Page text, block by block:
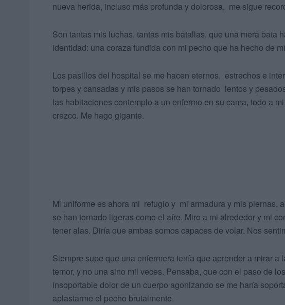
nueva herida, incluso más profunda y dolorosa, me sigue
Son tantas mis luchas, tantas mis batallas, que una mera bata
identidad: una coraza fundida con mi pecho que ha hecho de
Los pasillos del hospital se me hacen eternos, estrechos e
torpes y cansadas y mis pasos se han tornado lentos y
las habitaciones contemplo a un enfermo en su cama, todo a
crezco. Me hago gigante.
Mi uniforme es ahora mi refugio y mi armadura y mis piernas,
se han tornado ligeras como el aíre. Miro a mi alrededor y mi
tener alas. Diría que ambas somos capaces de volar. Nos
Siempre supe que una enfermera tenía que aprender a mirar a
temor, y no una sino mil veces. Pensaba, que con el paso de
insoportable dolor de un cuerpo agonizando se me haría
aplastarme el pecho brutalmente.